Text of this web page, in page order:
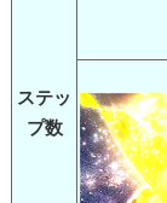
ステッ
プ数